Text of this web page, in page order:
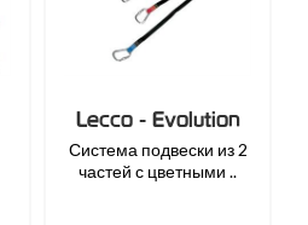
Lecco - Evolution
Система подвески из 2
частей с цветными ..